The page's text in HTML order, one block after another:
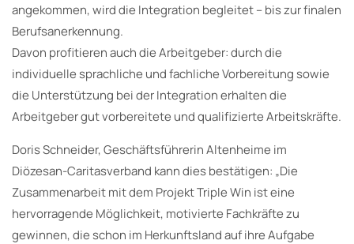
angekommen, wird die Integration begleitet – bis zur finalen
Berufsanerkennung.
Davon profitieren auch die Arbeitgeber: durch die
individuelle sprachliche und fachliche Vorbereitung sowie
die Unterstützung bei der Integration erhalten die
Arbeitgeber gut vorbereitete und qualifizierte Arbeitskräfte.
Doris Schneider, Geschäftsführerin Altenheime im
Diözesan-Caritasverband kann dies bestätigen: „Die
Zusammenarbeit mit dem Projekt Triple Win ist eine
hervorragende Möglichkeit, motivierte Fachkräfte zu
gewinnen, die schon im Herkunftsland auf ihre Aufgabe